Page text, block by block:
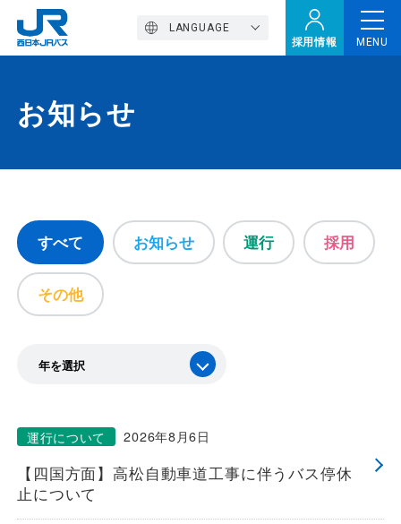
採用情報
LANGUAGE
MENU
トップページ
西バスの魅力
高速バス
定期観光バス
おトクなきっぷ特集
一般路線バス
貸切バス
お知らせ
すべて お知らせ 運行 採用
その他
【四国方面】高松自動車道工事に伴うバス停休
止について
2026年8月6日
運行について